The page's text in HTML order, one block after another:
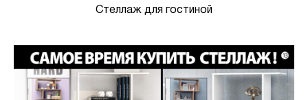
Стеллаж для гостиной